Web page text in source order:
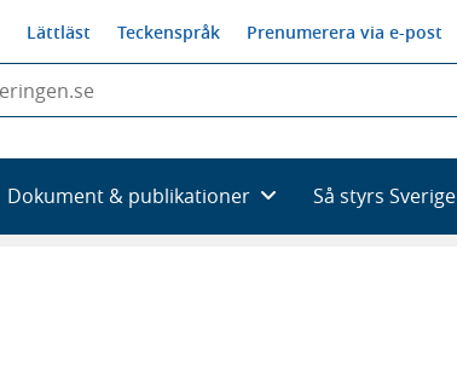
Lättläst Teckenspråk Prenumerera via e-post
Dokument & publikationer Så styrs Sverige